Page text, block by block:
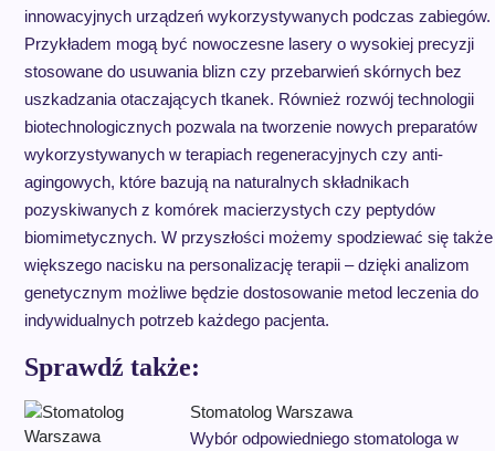
innowacyjnych urządzeń wykorzystywanych podczas zabiegów.
Przykładem mogą być nowoczesne lasery o wysokiej precyzji
stosowane do usuwania blizn czy przebarwień skórnych bez
uszkadzania otaczających tkanek. Również rozwój technologii
biotechnologicznych pozwala na tworzenie nowych preparatów
wykorzystywanych w terapiach regeneracyjnych czy anti-
agingowych, które bazują na naturalnych składnikach
pozyskiwanych z komórek macierzystych czy peptydów
biomimetycznych. W przyszłości możemy spodziewać się także
większego nacisku na personalizację terapii – dzięki analizom
genetycznym możliwe będzie dostosowanie metod leczenia do
indywidualnych potrzeb każdego pacjenta.
Sprawdź także:
Stomatolog Warszawa
Wybór odpowiedniego stomatologa w